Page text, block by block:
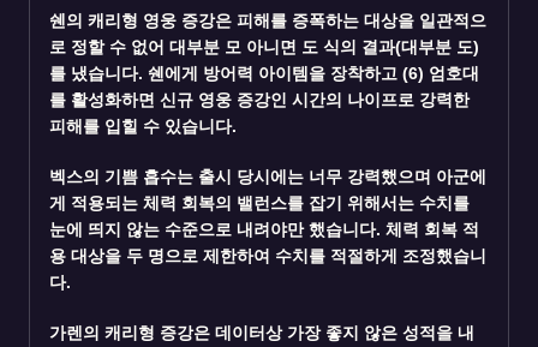
쉔 의 캐리형 영웅 증강은 피해를 증폭하는 대상을 일관적으
로 정할 수 없어 대부분 모 아니면 도 식의 결과(대부분 도)
를 냈습니다. 쉔에게 방어력 아이템을 장착하고 (6) 엄호대
를 활성화하면 신규 영웅 증강인 시간의 나이프로 강력한
피해를 입힐 수 있습니다.
벡스의 기쁨 흡수는 출시 당시에는 너무 강력했으며 아군에
게 적용되는 체력 회복의 밸런스를 잡기 위해서는 수치를
눈에 띄지 않는 수준으로 내려야만 했습니다. 체력 회복 적
용 대상을 두 명으로 제한하여 수치를 적절하게 조정했습니
다.
가렌 의 캐리형 증강은 데이터상 가장 좋지 않은 성적을 내